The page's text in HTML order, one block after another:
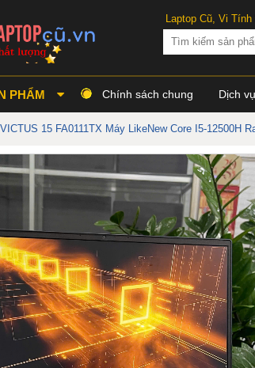
Laptop Cũ, Vi
PHẨM Chính sách chung Dịch vụ
15 FA0111TX Máy LikeNew Core I5-